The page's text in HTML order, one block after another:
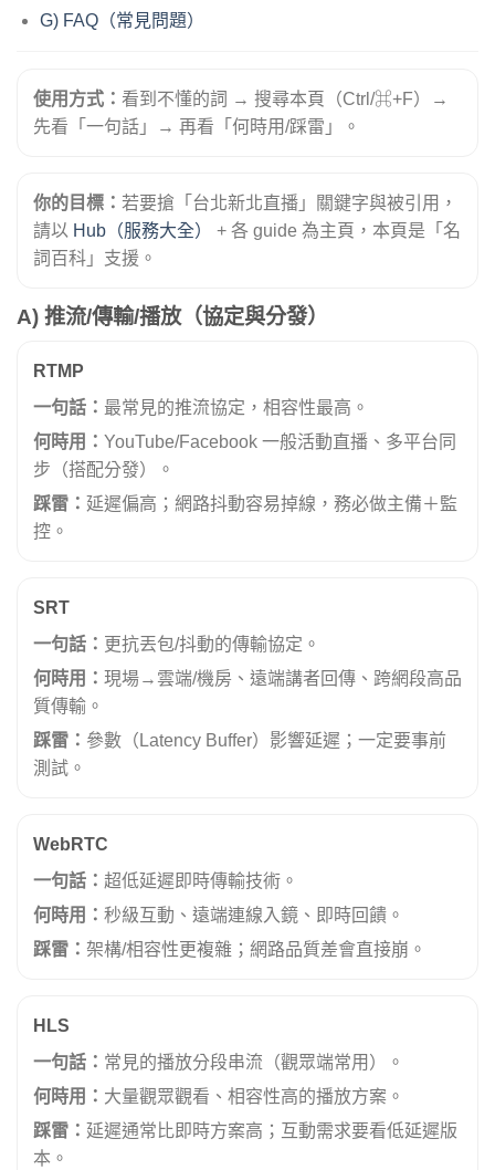
G) FAQ（常見問題）
使用方式： 看到不懂的詞 → 搜尋本頁（Ctrl/⌘+F）→
先看「一句話」→ 再看「何時用/踩雷」。
你的目標： 若要搶「台北新北直播」關鍵字與被引用，
請以 Hub（服務大全）
+ 各 guide 為主頁，本頁是「名
詞百科」支援。
A) 推流/傳輸/播放（協定與分發）
RTMP
一句話： 最常見的推流協定，相容性最高。
何時用： YouTube/Facebook 一般活動直播、多平台同
步（搭配分發）。
踩雷： 延遲偏高；網路抖動容易掉線，務必做主備＋監
控。
SRT
一句話： 更抗丟包/抖動的傳輸協定。
何時用： 現場→雲端/機房、遠端講者回傳、跨網段高品
質傳輸。
踩雷： 參數（Latency Buffer）影響延遲；一定要事前
測試。
WebRTC
一句話： 超低延遲即時傳輸技術。
何時用： 秒級互動、遠端連線入鏡、即時回饋。
踩雷： 架構/相容性更複雜；網路品質差會直接崩。
HLS
一句話： 常見的播放分段串流（觀眾端常用）。
何時用： 大量觀眾觀看、相容性高的播放方案。
踩雷： 延遲通常比即時方案高；互動需求要看低延遲版
本。